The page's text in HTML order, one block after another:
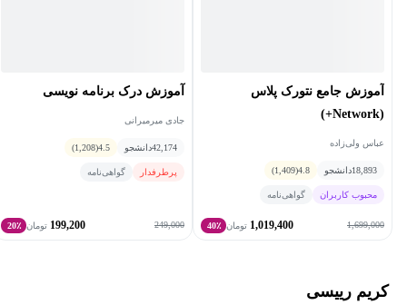
آموزش جامع نتورک پلاس
(Network+)
عباس ولی‌زاده
18,893دانشجو 4.8
(1,409)
محبوب کاربران گواهی‌نامه
1,699,000
1,019,400 تومان 40٪
آموزش درک برنامه نویسی
جادی میرمیرانی
42,174دانشجو 4.5
(1,208)
پرطرفدار گواهی‌نامه
249,000
199,200 تومان 20٪
کریم رییسی